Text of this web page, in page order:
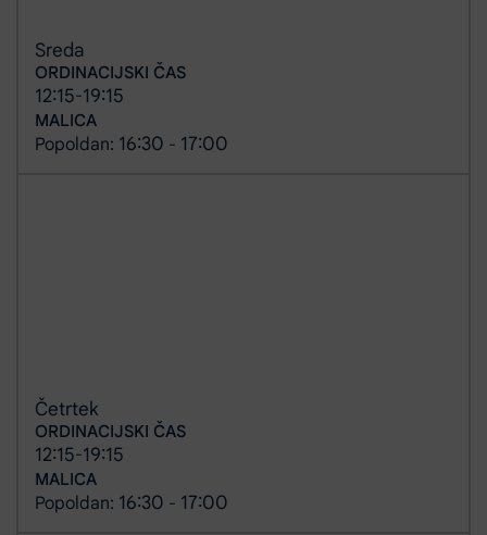
Sreda
ORDINACIJSKI ČAS
12:15-19:15
MALICA
Popoldan: 16:30 - 17:00
Četrtek
ORDINACIJSKI ČAS
12:15-19:15
MALICA
Popoldan: 16:30 - 17:00